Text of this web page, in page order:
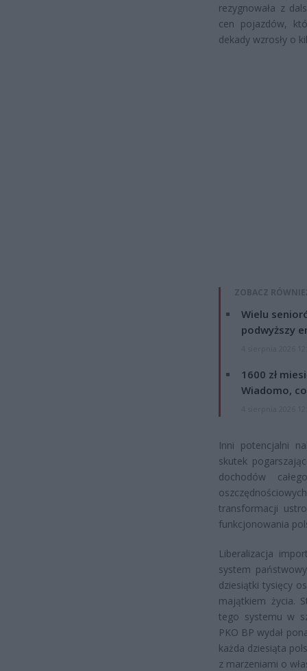
rezygnowała z
cen pojazdów,
dekady wzrosły o
ZOBACZ
Wielu
podwyższy
1600 zł
Wiadomo,
Inni potencjalni
skutek
dochodów
transformacji
funkcjonowania
Liberalizacja
system
dziesiątki tysięcy
majątkiem życia.
tego systemu w
PKO BP wydał
każda dziesiąta
z marzeniami o